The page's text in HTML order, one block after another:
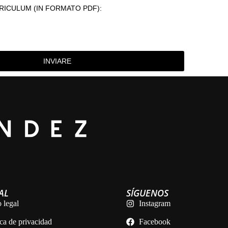
(IN FORMATO PDF):
INVIARE
legal
de privacidad
SÍGUENOS
Instagram
Facebook